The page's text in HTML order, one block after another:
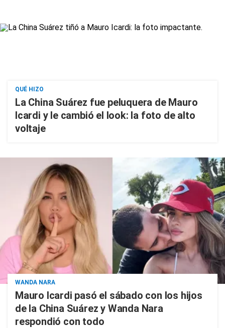
QUÉ HIZO
La China Suárez fue peluquera de Mauro
Icardi y le cambió el look: la foto de alto
voltaje
WANDA NARA
Mauro Icardi pasó el sábado con los hijos
de la China Suárez y Wanda Nara
respondió con todo